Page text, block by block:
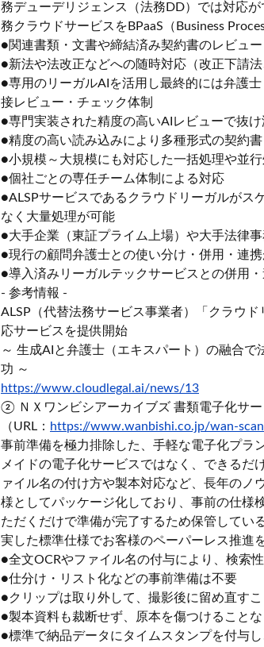
務デューデリジェンス（法務DD）では対応
務クラウドサービスをBPaaS（Business
●関連書類・文書や締結済み契約書のレビュ
●新法や法改正などへの随時対応（改正下請
●専用のリーガルAIを活用し最終的には弁護
接レビュー・チェック体制
●専門実装された精度の高いAIレビューで抜
●精度の高い読み込みにより多種形式の契約
●小規模～大規模にも対応した一括処理や並
●個社ごとの専任チーム体制による対応
●ALSPサービスであるクラウドリーガルがス
なく大量処理が可能
●大手企業（東証プライム上場）や大手法律
●現行の顧問弁護士との使い分け・併用・連
●導入済みリーガルテックサービスとの併用
- 参考情報 -
ALSP（代替法務サービス事業者）「クラウ
応サービスを提供開始
～ 生成AIと弁護士（エキスパート）の融合
功 ～
https://www.cloudlegal.ai/news/13
② ＮＸワンビシアーカイブズ 書類電子化サ
（URL： https://www.wanbishi.co.jp/wan-
事前準備を極力排除した、手軽な電子化プラ
メイドの電子化サービスではなく、できるだ
ァイル名の付け方や製本対応など、長年のノ
様としてパッケージ化しており、事前の仕様
ただくだけで準備が完了するため保管してい
実した標準仕様でお客様のペーパーレス推進
●全文OCRやファイル名の付与により、検索
●仕分け・リスト化などの事前準備は不要
●クリップは取り外して、撮影後に留め直す
●製本資料も裁断せず、原本を傷つけること
●標準で納品データにタイムスタンプを付与